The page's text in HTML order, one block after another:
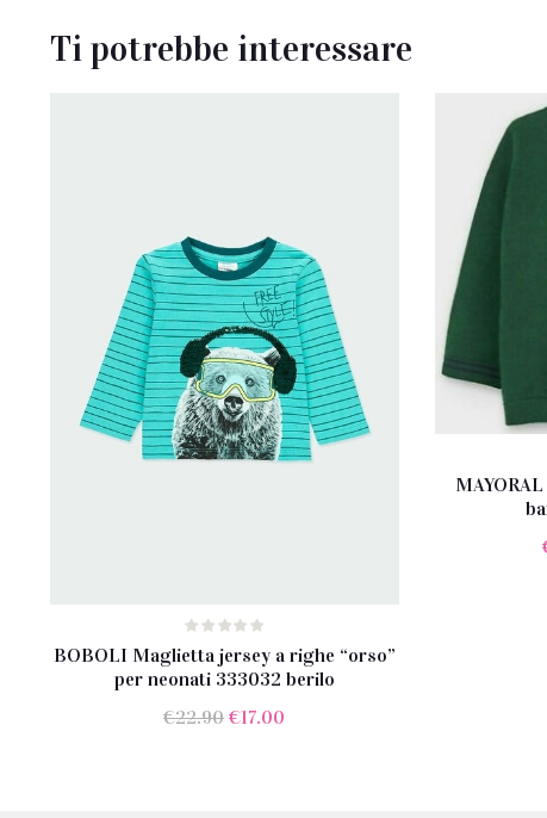
Ti potrebbe interessare
BOBOLI Maglietta jersey a righe “orso”
per neonati 333032 berilo
€22.90 Il
€17.00